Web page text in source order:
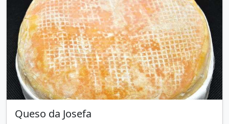
Queso da Josefa